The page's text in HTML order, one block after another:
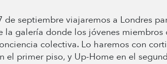
de septiembre viajaremos a Londres
la galería donde los jóvenes miembros
colectiva. Lo haremos con
el primer piso, y Up-Home en el